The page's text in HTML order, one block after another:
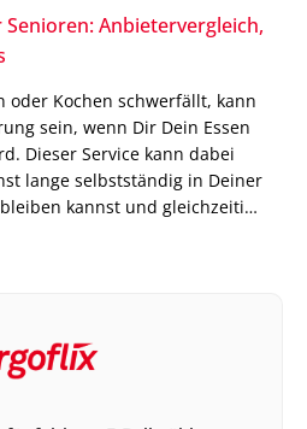
Anbietervergleich,
oder Kochen schwerfällt, kann
sein, wenn Dir Dein Essen
Dieser Service kann dabei
lange selbstständig in Deiner
kannst und gleichzeitig